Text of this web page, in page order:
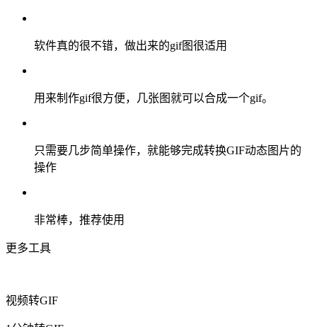
软件真的很不错，做出来的gif图很适用
用来制作gif很方便，几张图就可以合成一个gif。
只需要几步简单操作，就能够完成转换GIF动态图片的
操作
非常棒，推荐使用
更多工具
视频转GIF